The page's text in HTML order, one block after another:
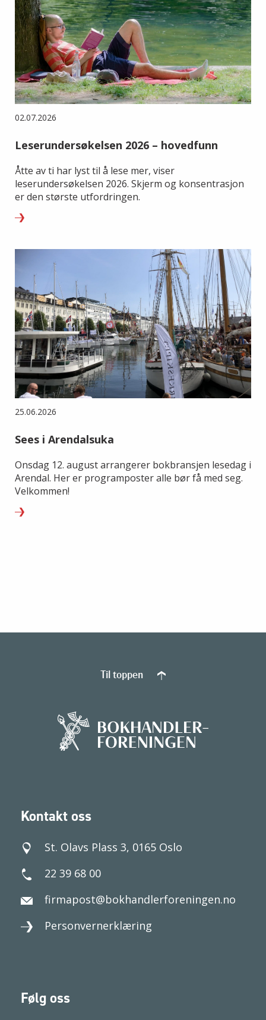
02.07.2026
Leserundersøkelsen 2026 – hovedfunn
Åtte av ti har lyst til å lese mer, viser
leserundersøkelsen 2026. Skjerm og konsentrasjon
er den største utfordringen.
25.06.2026
Sees i Arendalsuka
Onsdag 12. august arrangerer bokbransjen lesedag i
Arendal. Her er programposter alle bør få med seg.
Velkommen!
Kontakt oss
St. Olavs Plass 3, 0165 Oslo
22 39 68 00
firmapost@bokhandlerforeningen.no
Personvernerklæring
Følg oss
Til toppen